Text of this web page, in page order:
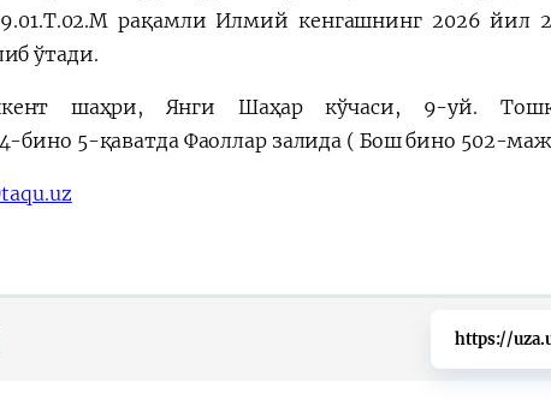
рақамли Илмий кенгашнинг 2026 йил
ўтади.
шаҳри, Янги Шаҳар кўчаси, 9-уй.
бино 5-қаватда Фаоллар залида ( Бош бино 502-
https://